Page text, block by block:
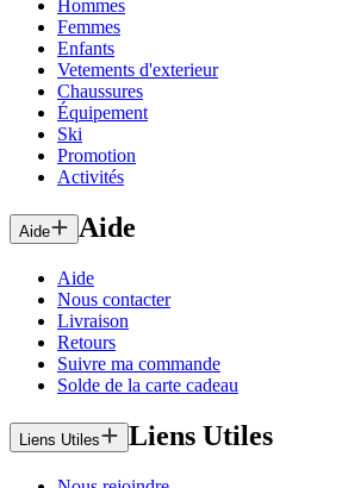
Hommes
Femmes
Enfants
Vetements d'exterieur
Chaussures
Équipement
Ski
Promotion
Activités
Aide Aide
Aide
Nous contacter
Livraison
Retours
Suivre ma commande
Solde de la carte cadeau
Liens Utiles Liens Utiles